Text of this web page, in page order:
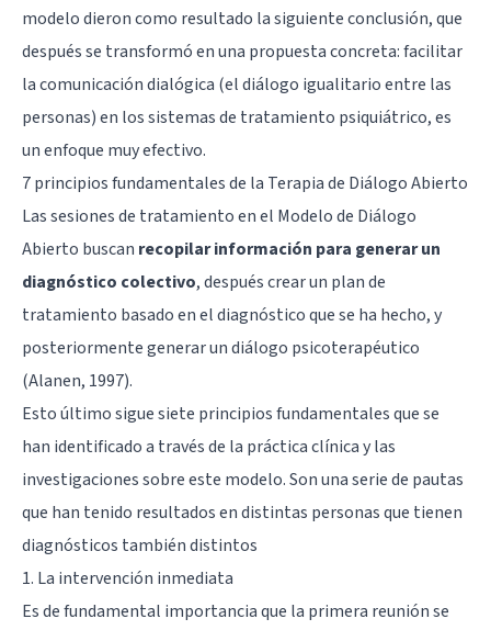
modelo dieron como resultado la siguiente conclusión, que
después se transformó en una propuesta concreta: facilitar
la comunicación dialógica (el diálogo igualitario entre las
personas) en los sistemas de tratamiento psiquiátrico, es
un enfoque muy efectivo.
7 principios fundamentales de la Terapia de Diálogo Abierto
Las sesiones de tratamiento en el Modelo de Diálogo
Abierto buscan recopilar información para generar un
diagnóstico colectivo, después crear un plan de
tratamiento basado en el diagnóstico que se ha hecho, y
posteriormente generar un diálogo psicoterapéutico
(Alanen, 1997).
Esto último sigue siete principios fundamentales que se
han identificado a través de la práctica clínica y las
investigaciones sobre este modelo. Son una serie de pautas
que han tenido resultados en distintas personas que tienen
diagnósticos también distintos
1. La intervención inmediata
Es de fundamental importancia que la primera reunión se